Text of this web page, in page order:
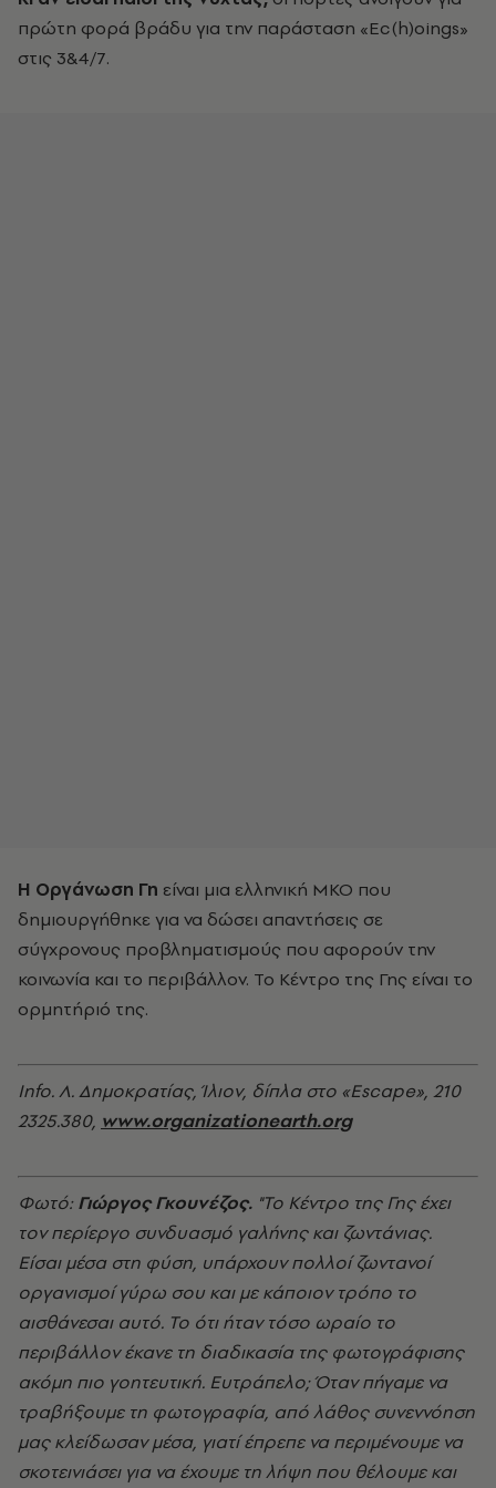
πρώτη φορά βράδυ για την παράσταση «Ec(h)oings»
στις 3&4/7.
Η Οργάνωση Γη είναι μια ελληνική ΜΚΟ που
δημιουργήθηκε για να δώσει απαντήσεις σε
σύγχρονους προβληματισμούς που αφορούν την
κοινωνία και το περιβάλλον. Το Κέντρο της Γης είναι το
ορμητήριό της.
Info. Λ. Δημοκρατίας, Ίλιον, δίπλα στο «Escape», 210
2325.380, www.organizationearth.org
Φωτό:Γιώργος Γκουνέζος. "Το Κέντρο της Γης έχει
τον περίεργο συνδυασμό γαλήνης και ζωντάνιας.
Είσαι μέσα στη φύση, υπάρχουν πολλοί ζωντανοί
οργανισμοί γύρω σου και με κάποιον τρόπο το
αισθάνεσαι αυτό. Το ότι ήταν τόσο ωραίο το
περιβάλλον έκανε τη διαδικασία της φωτογράφισης
ακόμη πιο γοητευτική. Ευτράπελο; Όταν πήγαμε να
τραβήξουμε τη φωτογραφία, από λάθος συνεννόηση
μας κλείδωσαν μέσα, γιατί έπρεπε να περιμένουμε να
σκοτεινιάσει για να έχουμε τη λήψη που θέλουμε και